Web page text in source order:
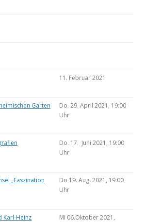
11. Februar 2021
Garten
Do. 29. April 2021, 19:00
Uhr
Do. 17. Juni 2021, 19:00
Uhr
„Faszination
Do 19. Aug. 2021, 19:00
Uhr
Karl-Heinz
Mi 06.Oktober 2021,